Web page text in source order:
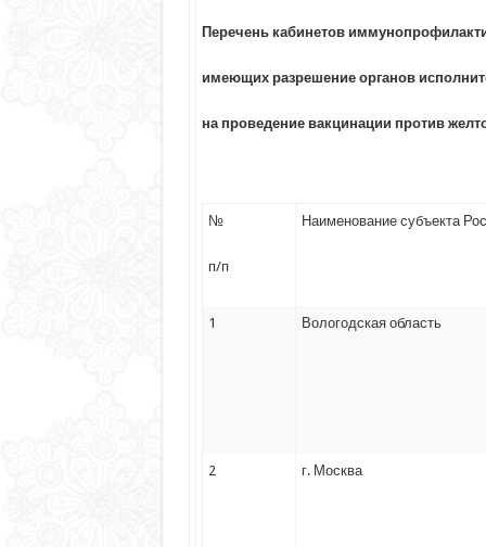
Перечень кабинетов
имеющих разрешение органов
на проведение вакцинации против
№
п/п
Наименование субъекта
1 Вологодская область
2 г. Москва